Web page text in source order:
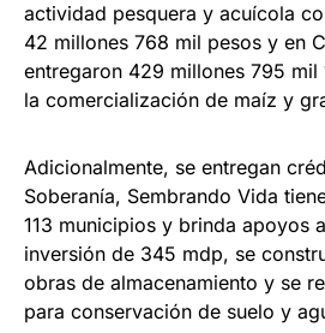
actividad pesquera y acuícola
42 millones 768 mil pesos y en
entregaron 429 millones 795 mil
la comercialización de maíz y
Adicionalmente, se entregan
Soberanía, Sembrando Vida
113 municipios y brinda apoyos
inversión de 345 mdp, se
obras de almacenamiento y se
para conservación de suelo y